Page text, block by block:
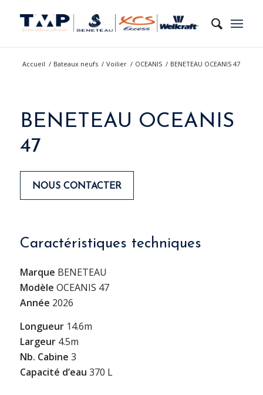
Accueil / Bateaux neufs / Voilier / OCEANIS / BENETEAU OCEANIS 47
BENETEAU OCEANIS
47
NOUS CONTACTER
Please set a mobile device fallback image for
this video in your wordpress backend
Caractéristiques techniques
Marque BENETEAU
Modèle OCEANIS 47
Année 2026
Longueur14.6m
Largeur4.5m
Nb. Cabine 3
Capacité d’eau 370 L